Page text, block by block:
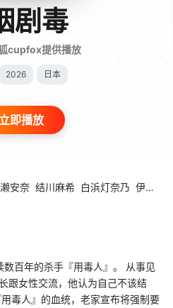
剧毒
cupfox提供播放
2026 日本
立即播放
安奈 结川麻希 白浜灯奈乃 伊濑茉莉也
数百年的杀手『用毒人』。 从事见
跟女性交流，他认为自己不该结
毒人』的血统，老家宣布将强制要